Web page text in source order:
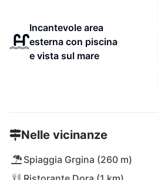
Incantevole area
esterna con piscina
e vista sul mare
Nelle vicinanze
Spiaggia Grgina (260 m)